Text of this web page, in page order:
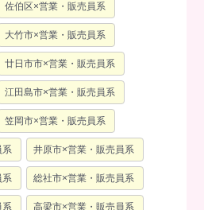
佐伯区×営業・販売員系
大竹市×営業・販売員系
廿日市市×営業・販売員系
江田島市×営業・販売員系
笠岡市×営業・販売員系
系 井原市×営業・販売員系
系 総社市×営業・販売員系
系 高梁市×営業・販売員系